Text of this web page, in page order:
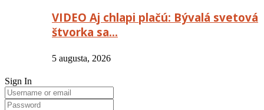
VIDEO Aj chlapi plačú: Bývalá svetová
štvorka sa…
5 augusta, 2026
Sign In